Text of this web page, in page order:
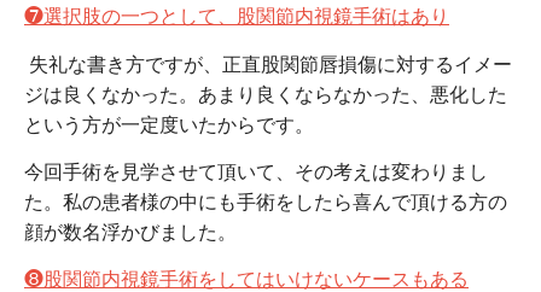
❼選択肢の一つとして、股関節内視鏡手術はあり
失礼な書き方ですが、正直股関節唇損傷に対するイメー
ジは良くなかった。あまり良くならなかった、悪化した
という方が一定度いたからです。
今回手術を見学させて頂いて、その考えは変わりまし
た。私の患者様の中にも手術をしたら喜んで頂ける方の
顔が数名浮かびました。
❽股関節内視鏡手術をしてはいけないケースもある